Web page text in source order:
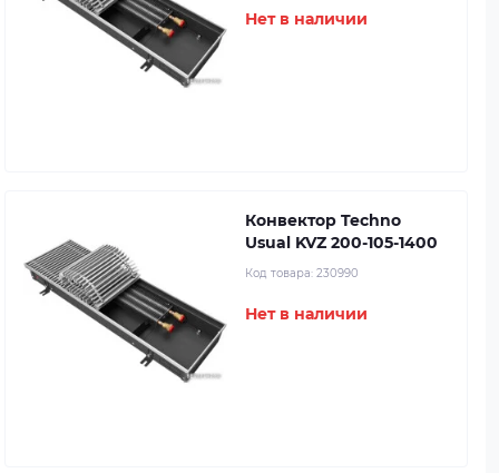
Нет в наличии
Конвектор Techno
Usual KVZ 200-105-1400
Код товара: 230990
Нет в наличии